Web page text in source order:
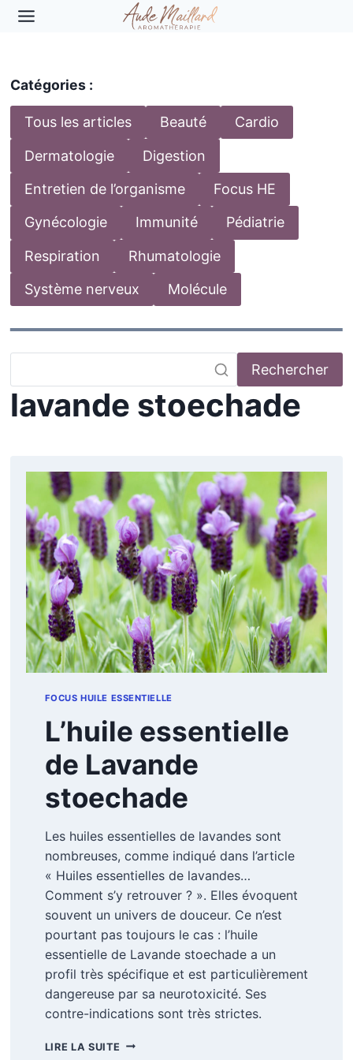
Aller
Catégories :
Tous les articles Beauté Cardio
Dermatologie Digestion
Entretien de l’organisme Focus HE
Gynécologie Immunité Pédiatrie
Respiration Rhumatologie
Système nerveux Molécule
Rechercher
lavande stoechade
FOCUS HUILE ESSENTIELLE
L’huile essentielle
de Lavande
stoechade
Les huiles essentielles de lavandes sont
nombreuses, comme indiqué dans l’article
« Huiles essentielles de lavandes…
Comment s’y retrouver ? ». Elles évoquent
souvent un univers de douceur. Ce n’est
pourtant pas toujours le cas : l’huile
essentielle de Lavande stoechade a un
profil très spécifique et est particulièrement
dangereuse par sa neurotoxicité. Ses
contre-indications sont très strictes.
LIRE LA SUITE L’HUILE